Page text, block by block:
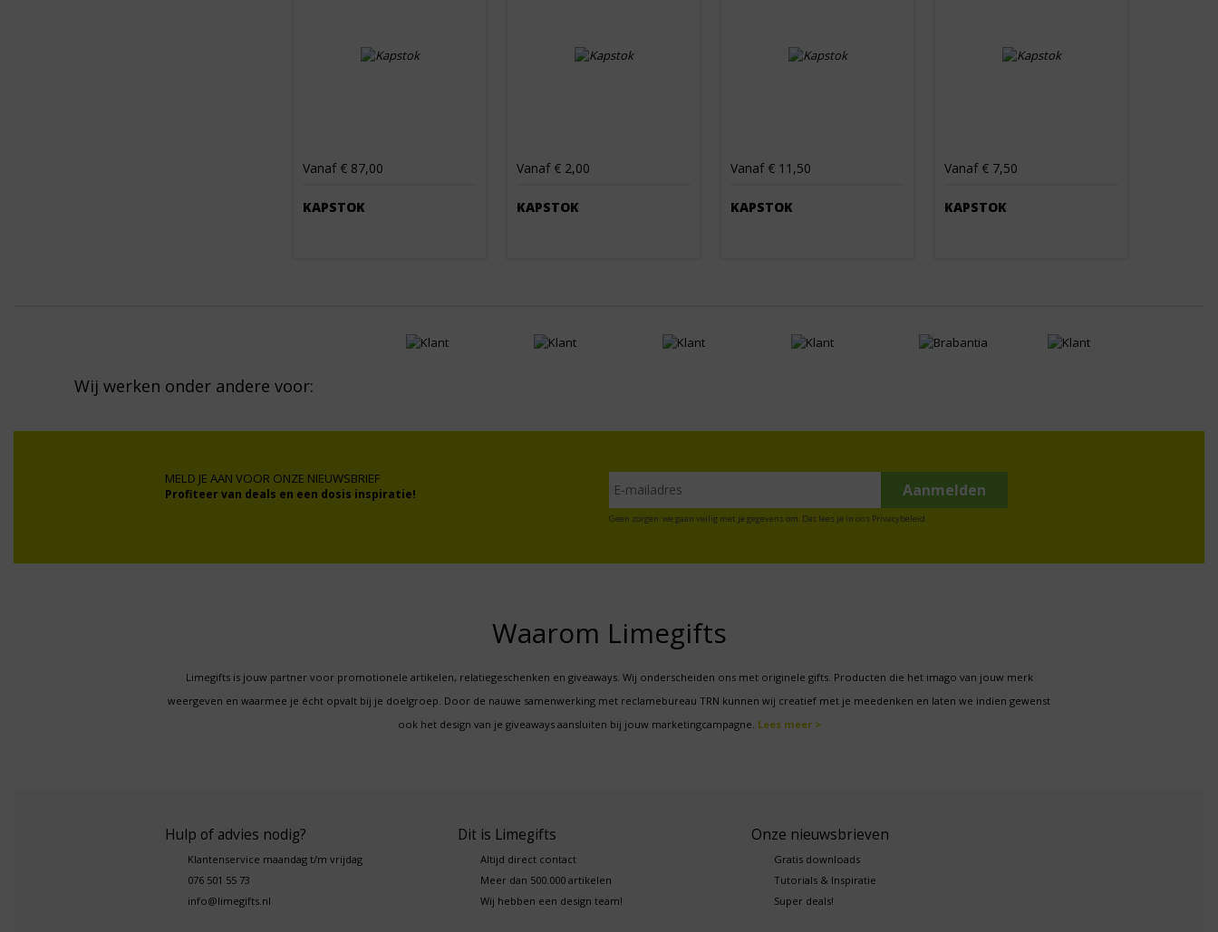
Vanaf € 87,00
KAPSTOK
Vanaf € 2,00
KAPSTOK
Vanaf € 11,50
KAPSTOK
Vanaf € 7,50
KAPSTOK
Wij werken onder andere voor:
MELD JE AAN VOOR ONZE NIEUWSBRIEF
Profiteer van deals en een dosis inspiratie!
Geen zorgen: we gaan veilig met je gegevens om. Dat lees je in ons Privacybeleid
Waarom Limegifts
Limegifts is jouw partner voor promotionele artikelen, relatiegeschenken en giveaways. Wij onderscheiden ons met originele gifts. Producten die het imago van jouw merk
weergeven en waarmee je écht opvalt bij je doelgroep. Door de nauwe samenwerking met reclamebureau TRN kunnen wij creatief met je meedenken en laten we indien gewenst
ook het design van je giveaways aansluiten bij jouw marketingcampagne. Lees meer >
Hulp of advies nodig?
Klantenservice maandag t/m vrijdag
076 501 55 73
info@limegifts.nl
Dit is Limegifts
Altijd direct contact
Meer dan 500.000 artikelen
Wij hebben een design team!
Onze nieuwsbrieven
Gratis downloads
Tutorials & Inspiratie
Super deals!